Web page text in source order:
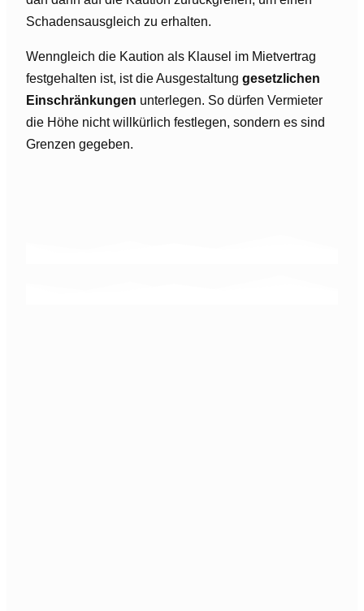
Schadensausgleich zu erhalten.
Wenngleich die Kaution als Klausel im Mietvertrag
festgehalten ist, ist die Ausgestaltung gesetzlichen
Einschränkungen unterlegen. So dürfen Vermieter
die Höhe nicht willkürlich festlegen, sondern es sind
Grenzen gegeben.